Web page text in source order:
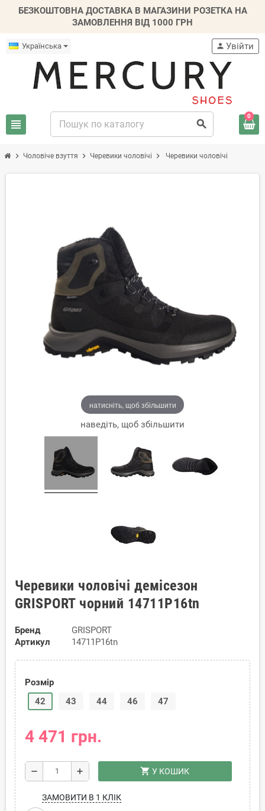
БЕЗКОШТОВНА ДОСТАВКА В МАГАЗИНИ РОЗЕТКА НА
ЗАМОВЛЕННЯ ВІД 1000 ГРН
Українська
view_headline search
person Увійти
0
chevron_right Чоловіче взуття chevron_right Черевики чоловічі chevron_right Черевики чоловічі
натисніть, щоб збільшити
наведіть, щоб збільшити
Черевики чоловічі демісезон
GRISPORT чорний 14711P16tn
Бренд
GRISPORT
Артикул
14711P16tn
Розмір
42
43 44 46 47
4 471 грн.
remove add shopping_cart У КОШИК
ЗАМОВИТИ В 1 КЛІК